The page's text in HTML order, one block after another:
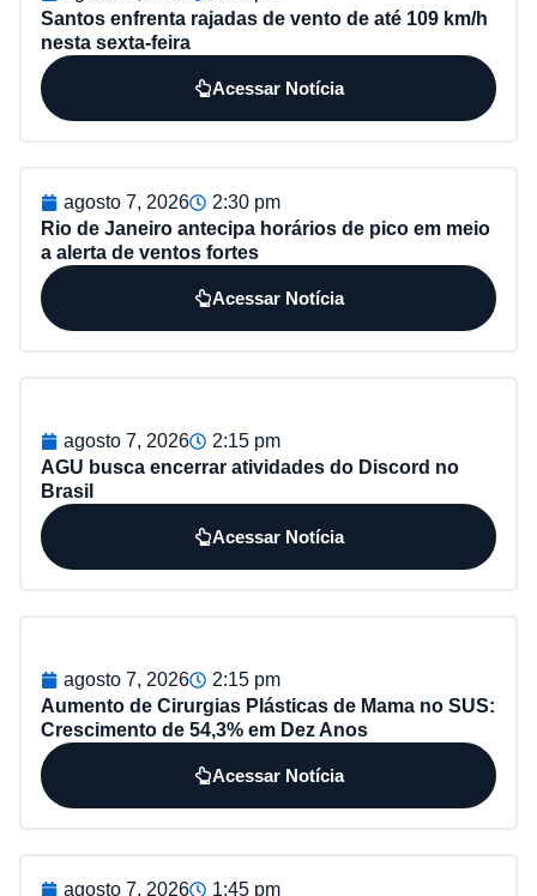
Santos enfrenta rajadas de vento de até 109 km/h
nesta sexta-feira
Acessar Notícia
agosto 7, 2026
2:30 pm
Rio de Janeiro antecipa horários de pico em meio
a alerta de ventos fortes
Acessar Notícia
agosto 7, 2026
2:15 pm
AGU busca encerrar atividades do Discord no
Brasil
Acessar Notícia
agosto 7, 2026
2:15 pm
Aumento de Cirurgias Plásticas de Mama no SUS:
Crescimento de 54,3% em Dez Anos
Acessar Notícia
agosto 7, 2026 1:45 pm